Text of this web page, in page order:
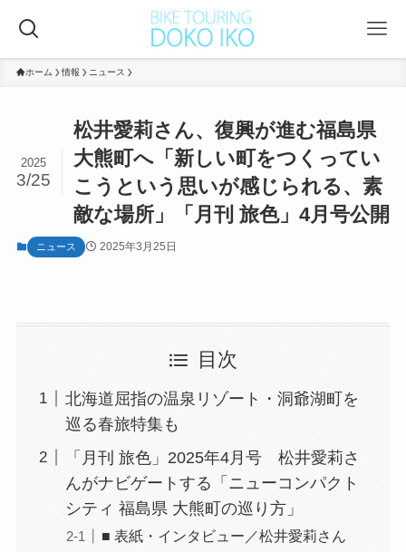
ホーム 情報 ニュース
松井愛莉さん、復興が進む福島県
大熊町へ「新しい町をつくってい
こうという思いが感じられる、素
敵な場所」「月刊 旅色」4月号公開
2025
3/25
ニュース 2025年3月25日
目次
北海道屈指の温泉リゾート・洞爺湖町を
巡る春旅特集も
「月刊 旅色」2025年4月号 松井愛莉さ
んがナビゲートする「ニューコンパクト
シティ 福島県 大熊町の巡り方」
■ 表紙・インタビュー／松井愛莉さん